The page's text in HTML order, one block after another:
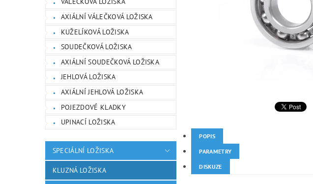
AXIÁLNÍ VÁLEČKOVÁ LOŽISKA
KUŽELÍKOVÁ LOŽISKA
SOUDEČKOVÁ LOŽISKA
AXIÁLNÍ SOUDEČKOVÁ LOŽISKA
JEHLOVÁ LOŽISKA
AXIÁLNÍ JEHLOVÁ LOŽISKA
POJEZDOVÉ KLADKY
UPINACÍ LOŽISKA
SPECIÁLNÍ LOŽISKA
KLUZNÁ LOŽISKA
POPIS
PARAMETRY
DISKUZE